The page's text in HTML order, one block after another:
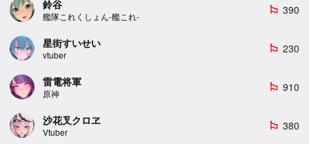
鈴谷
艦隊これくしょん-艦これ-
emoji_flags 390
星街すいせい
vtuber
emoji_flags 230
雷電将軍
原神
emoji_flags 910
沙花叉クロヱ
Vtuber
emoji_flags 380